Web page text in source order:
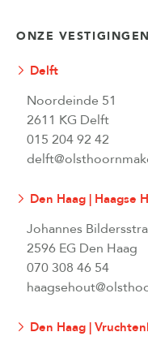
ONZE VESTIGINGEN
Delft
Noordeinde 51
2611 KG Delft
015 204 92 42
Den Haag | Haagse
Johannes
2596 EG Den Haag
070 308 46 54
Den Haag |